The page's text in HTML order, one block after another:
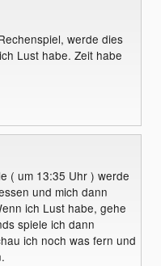
werde dies
Lust habe. Zeit habe
( um 13:35 Uhr ) werde
und mich dann
ich Lust habe, gehe
spiele ich dann
ich noch was fern und